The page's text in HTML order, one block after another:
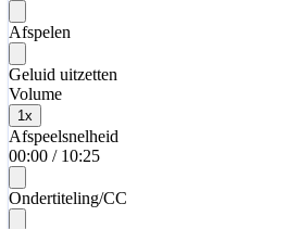
Afspelen
Geluid uitzetten
Volume
1 x
Afspeelsnelheid
00:00 / 10:25
Ondertiteling/CC